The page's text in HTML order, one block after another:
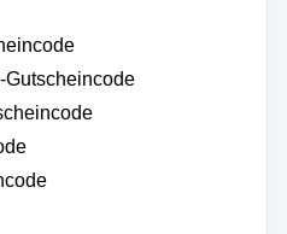
Gutscheincode